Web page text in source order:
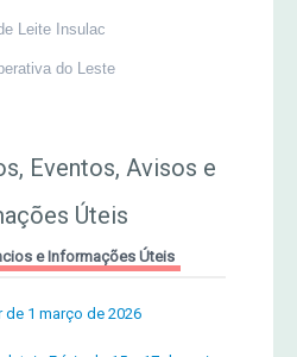
Leite Insulac
do Leste
Eventos, Avisos e
Úteis
e Informações Úteis
de 1 março de 2026